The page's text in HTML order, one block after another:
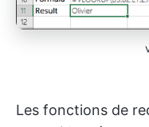
Les fonctions de